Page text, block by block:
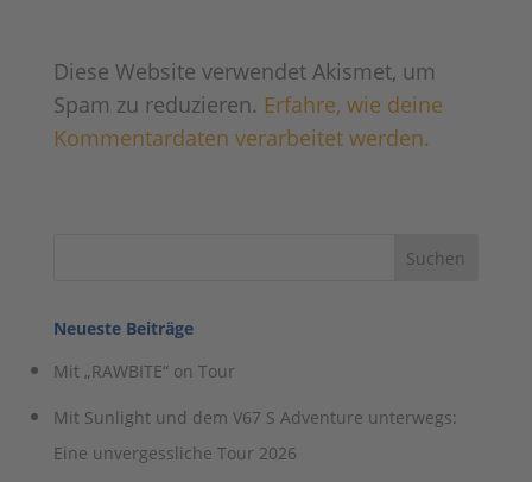
Diese Website verwendet Akismet, um
Spam zu reduzieren. Erfahre, wie deine
Kommentardaten verarbeitet werden.
Neueste Beiträge
Mit „RAWBITE“ on Tour
Mit Sunlight und dem V67 S Adventure unterwegs:
Eine unvergessliche Tour 2026